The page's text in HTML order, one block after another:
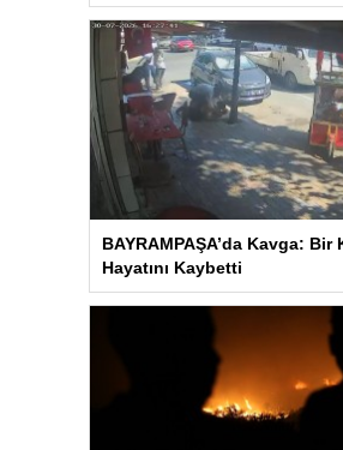
BAYRAMPAŞA’da Kavga: Bir
Hayatını Kaybetti